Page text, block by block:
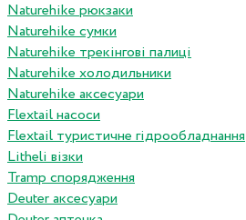
Naturehike рюкзаки
Naturehike сумки
Naturehike трекінгові палиці
Naturehike холодильники
Naturehike аксесуари
Flextail насоси
Flextail туристичне гідрообладнання
Litheli візки
Tramp спорядження
Deuter аксесуари